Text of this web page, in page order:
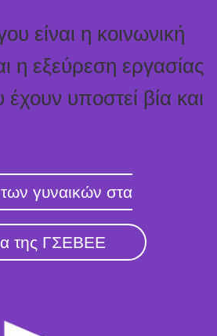
είναι η κοινωνική
η εξεύρεση εργασίας
υποστεί βία και
γυναικών στα
της ΓΣΕΒΕΕ